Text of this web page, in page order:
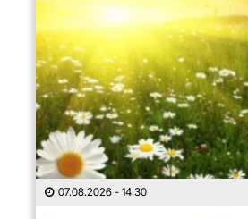
07.08.2026 - 14:30